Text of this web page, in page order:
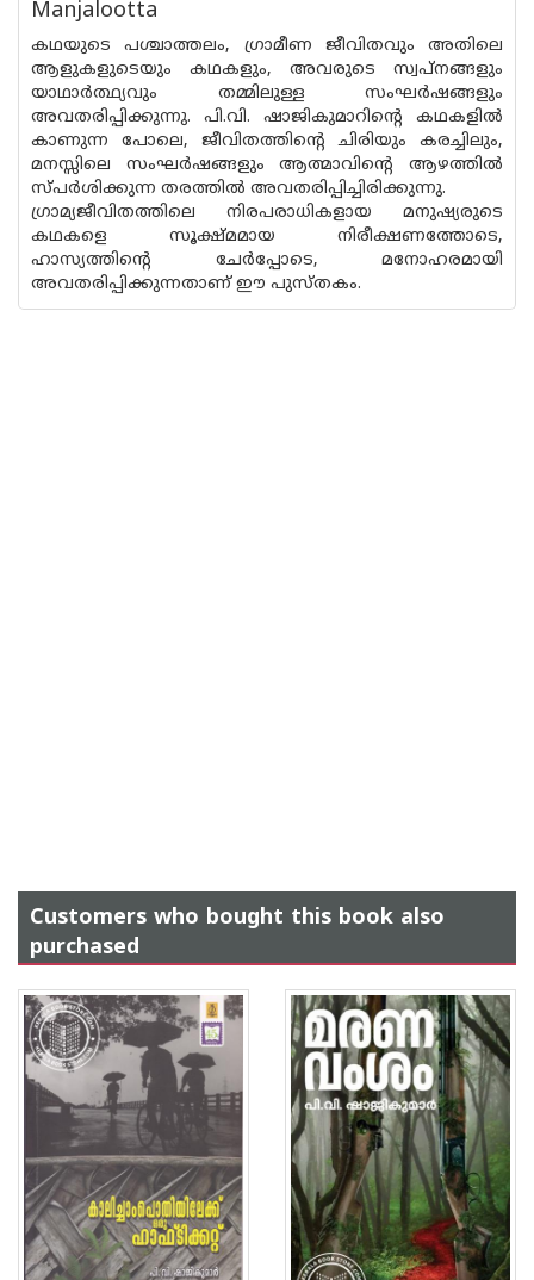
Manjalootta
കഥയുടെ പശ്ചാത്തലം, ഗ്രാമീണ ജീവിതവും അതിലെ
ആളുകളുടെയും കഥകളും, അവരുടെ സ്വപ്‌നങ്ങളും
യാഥാർത്ഥ്യവും തമ്മിലുള്ള സംഘർഷങ്ങളും
അവതരിപ്പിക്കുന്നു. പി.വി. ഷാജികുമാറിന്റെ കഥകളിൽ
കാണുന്ന പോലെ, ജീവിതത്തിന്റെ ചിരിയും കരച്ചിലും,
മനസ്സിലെ സംഘർഷങ്ങളും ആത്മാവിന്റെ ആഴത്തിൽ
സ്പർശിക്കുന്ന തരത്തിൽ അവതരിപ്പിച്ചിരിക്കുന്നു.
ഗ്രാമ്യജീവിതത്തിലെ നിരപരാധികളായ മനുഷ്യരുടെ
കഥകളെ സൂക്ഷ്മമായ നിരീക്ഷണത്തോടെ,
ഹാസ്യത്തിന്റെ ചേർപ്പോടെ, മനോഹരമായി
അവതരിപ്പിക്കുന്നതാണ് ഈ പുസ്തകം.
Customers who bought this book also
purchased